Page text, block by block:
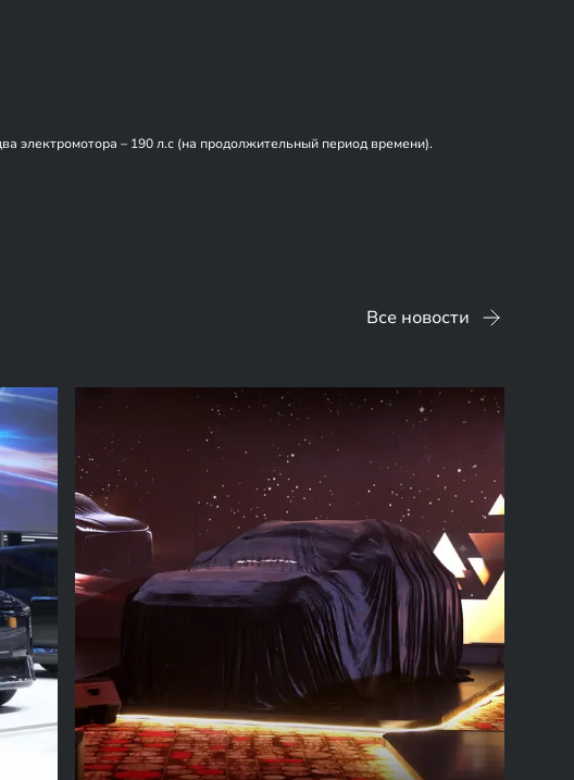
электромотора – 190 л.с (на продолжительный период времени).
Все новости